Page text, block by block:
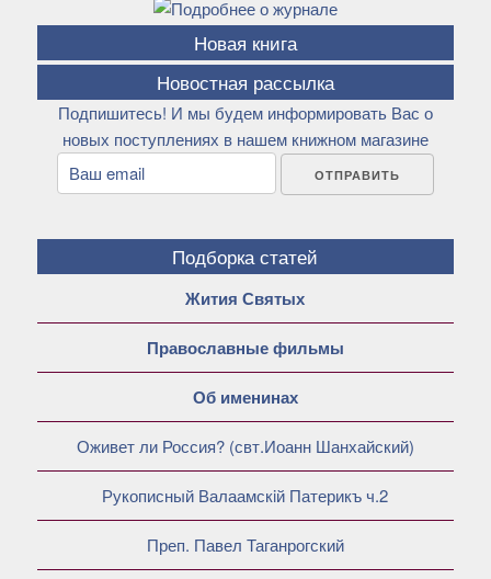
Новая книга
Новостная рассылка
Подпишитесь! И мы будем информировать Вас о
новых поступлениях в нашем книжном магазине
Подборка статей
Жития Святых
Православные фильмы
Об именинах
Оживет ли Россия? (свт.Иоанн Шанхайский)
Рукописный Валаамскiй Патерикъ ч.2
Преп. Павел Таганрогский